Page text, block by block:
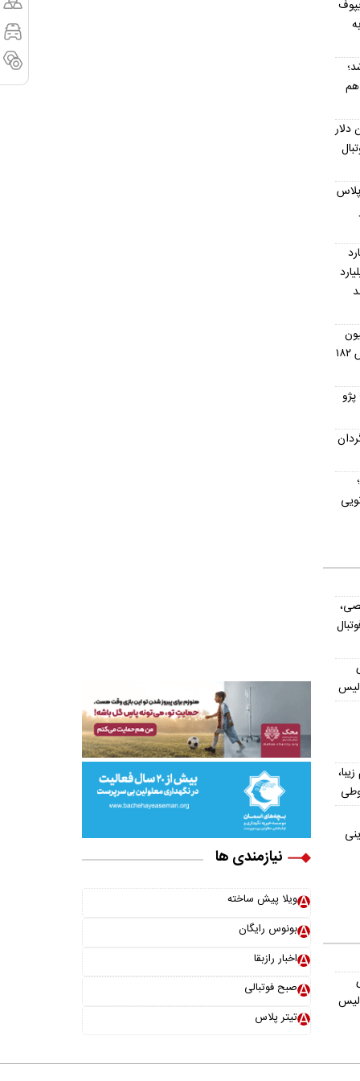
شد؛
به هم
۱۰ میلیون دلار
۱۴۰۵؛ دنا پلاس
میلیارد
۲۰۰ میلیون
نزدیک شد؛ ال‌جی ۱۹۲ میلیون، بوش ۱۸۲
۳۰۰ اسم زیبا،
نیازمندی ها
ویلا پیش ساخته
بونوس رایگان
اخبار رازبقا
صبح فوتبالی
تیتر پلاس